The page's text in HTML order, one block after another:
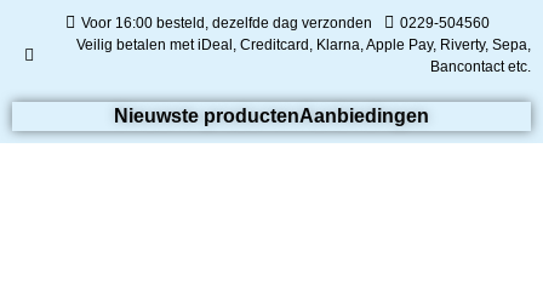
Voor 16:00 besteld, dezelfde dag verzonden
0229-504560
Veilig betalen met iDeal, Creditcard, Klarna, Apple Pay, Riverty, Sepa,
Bancontact etc.
Nieuwste productenAanbiedingen